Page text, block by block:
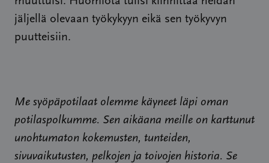
jäljellä olevaan työkykyyn eikä sen työkyvyn
puutteisiin.
Me syöpäpotilaat olemme käyneet läpi oman
potilaspolkumme. Sen aikäana meille on karttunut
unohtumaton kokemusten, tunteiden,
sivuvaikutusten, pelkojen ja toivojen historia. Se